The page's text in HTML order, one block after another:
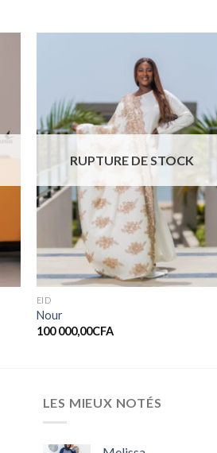
de
souhaits
RUPTURE DE STOCK
EID
Nour
100 000,00CFA
LES MIEUX NOTÉS